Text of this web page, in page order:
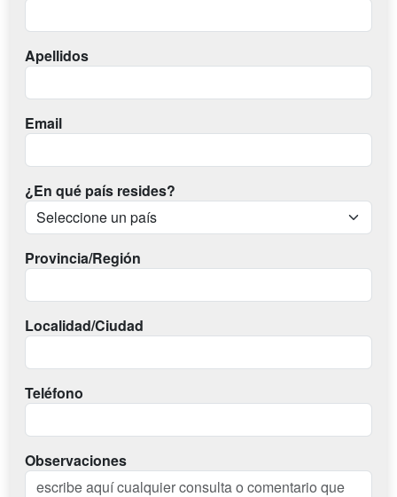
Apellidos
Email
¿En qué país resides?
Provincia/Región
Localidad/Ciudad
Teléfono
Observaciones